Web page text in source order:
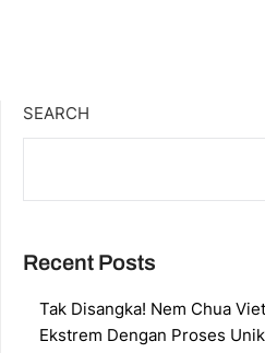
SEARCH
Recent Posts
Tak Disangka! Nem Chua
Ekstrem Dengan Proses Unik